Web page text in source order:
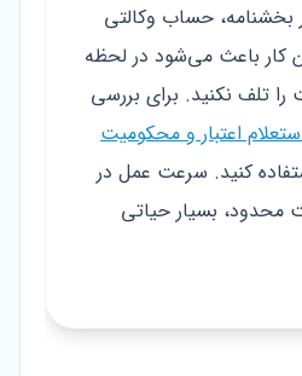
بخشنامه، حساب وکالتی
کار باعث می‌شود در لحظه
تلف نکنید. برای بررسی
اعتبار و محکومیت
کنید. سرعت عمل در
محدود، بسیار حیاتی